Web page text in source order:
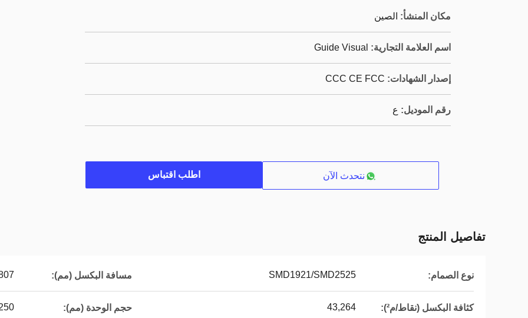
مكان المنشأ: الصين
اسم العلامة التجارية: Guide Visual
إصدار الشهادات: CCC CE FCC
رقم الموديل: ع
نتحدث الآن اطلب اقتباس
تفاصيل المنتج
نوع الصمام: SMD1921/SMD2525 مسافة البكسل (مم):
كثافة البكسل (نقاط/م²): 43,264 حجم الوحدة (مم):